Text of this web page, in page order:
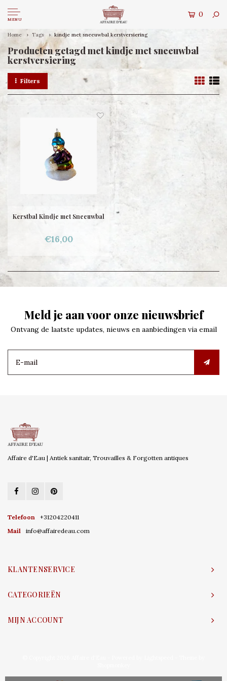
MENU
0
Home Tags kindje met sneeuwbal kerstversiering
Producten getagd met kindje met sneeuwbal
kerstversiering
Filters
Kerstbal Kindje met Sneeuwbal
€16,00
Meld je aan voor onze nieuwsbrief
Ontvang de laatste updates, nieuws en aanbiedingen via email
Affaire d'Eau | Antiek sanitair, Trouvailles & Forgotten antiques
Telefoon
+31204220411
Mail
info@affairedeau.com
KLANTENSERVICE
CATEGORIEËN
MIJN ACCOUNT